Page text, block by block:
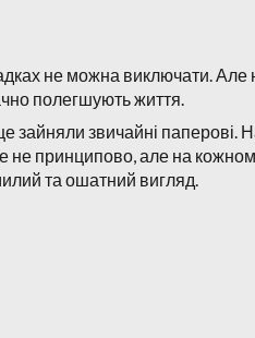
не можна виключати.
полегшують життя.
зайняли звичайні паперові.
не принципово, але на
та ошатний вигляд.